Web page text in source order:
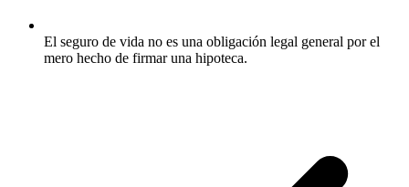
El seguro de vida no es una obligación legal general por el
mero hecho de firmar una hipoteca.